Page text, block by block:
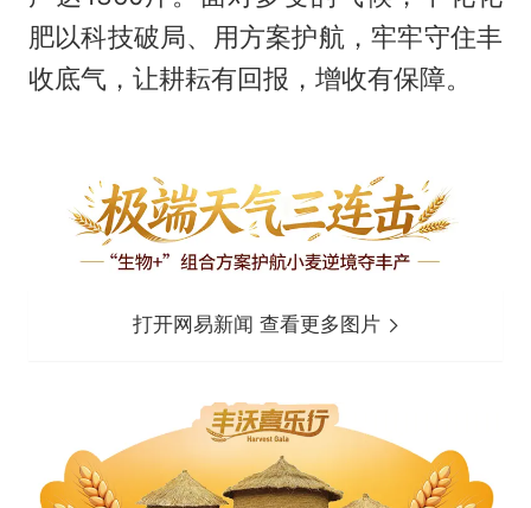
肥以科技破局、用方案护航，牢牢守住丰
收底气，让耕耘有回报，增收有保障。
打开网易新闻 查看更多图片